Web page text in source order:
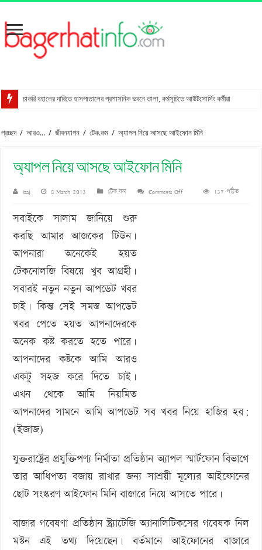
চাকরি বহালের দাবিতে হাসপাতালের প্রশাসনিক ভবনে তালা, কর্মসূচিতে আউটসোর্সিং কর্মীরা
স্ত্রীকে শ্বাসরোধে হত্যার অভিযোগ, স্বামী আটক
বাগেরহাটে আদালত কর্মচারীকে ইয়াবা দিয়ে ফাঁসানোর চেষ্টা
মোরেলগঞ্জে কোডেকের এনগেজ প্রকল্পের অবহিতকরণ সভা
সুন্দরবনে ফাঁদসহ হরিণ শিকারী আটক
মহাসড়ক ঝুঁকি বাড়ছে বিশ্ব ঐতিহ্য ষাটগম্বুজ মসজিদের
বাগেরহাটে পুলিশের অভিযানে ৪টি আগ্নেয়াস্ত্রসহ আটক ১১
‘বড় নাশকতার জন্য’ অস্ত্র নিয়ে বাগেরহাটে ঢুকছিল তারা
প্রচ্ছদ / আরও... / জীবনযাপন / টেক.কম / অ্যাপল নিয়ে আসছে আইফোন মিনি
অ্যাপল নিয়ে আসছে আইফোন মিনি
izaj 8 March 2013 টেক.কম Comments Offon
137 পঠিত
সবাইকে সালাম জানিয়ে শুরু
করছি আমার আজকের টিউন।
আপনারা অনেকেই হয়ত
টেকনোলজি বিষয়ে খুব আগ্রহী।
সবারই নতুন নতুন আপডেট খবর
চাই। কিন্তু সেই সমস্ত আপডেট
খবর পেতে হয়ত আপনাদেরকে
অনেক কষ্ট করতে হতে পারে।
আপনাদের কষ্টকে আমি আরও
একটু সহজ করে দিতে চাই।
এখন থেকে আমি নিয়মিত
আপনাদের সামনে আমি আপডেট সব খবর নিয়ে হাজির হব:
(ইজাজ)
যুক্তরাষ্ট্রের প্রযুক্তিপণ্য নির্মাতা প্রতিষ্ঠান অ্যাপল স্মার্টফোন বিভাগে
তার আধিপত্য বজায় রাখার জন্য সাশ্রয়ী মূল্যের আইফোনের
ছোট সংস্করণ আইফোন মিনি বাজারে নিয়ে আসতে পারে।
বাজার গবেষণা প্রতিষ্ঠান স্ট্র্যাটেজি অ্যানালিটিকসের গবেষক নিল
মস্টন এই তথ্য দিয়েছেন। বর্তমানে আইফোনের বাজারে